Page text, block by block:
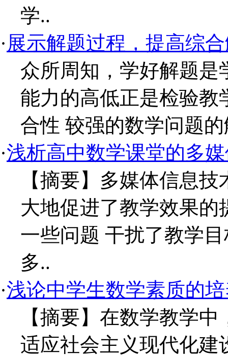
学..
·展示解题过程，提高综
众所周知，学好解题是
能力的高低正是检验教
合性 较强的数学问题
·浅析高中数学课堂的多
【摘要】多媒体信息
大地促进了教学效果
一些问题 干扰了教学
多..
·浅论中学生数学素质的
【摘要】在数学教学
适应社会主义现代化建